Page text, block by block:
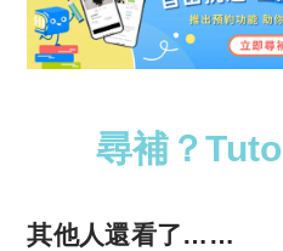
尋補？
其他人還看了……